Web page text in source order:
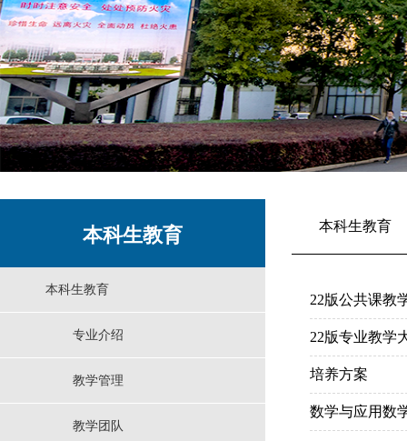
本科生教育
本科生教育
专业介绍
教学管理
教学团队
本科生教育
22版公共课教
22版专业教学
培养方案
数学与应用数